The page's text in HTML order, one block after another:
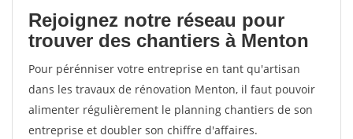
Rejoignez notre réseau pour
trouver des chantiers à Menton
Pour pérénniser votre entreprise en tant qu'artisan
dans les travaux de rénovation Menton, il faut pouvoir
alimenter régulièrement le planning chantiers de son
entreprise et doubler son chiffre d'affaires.